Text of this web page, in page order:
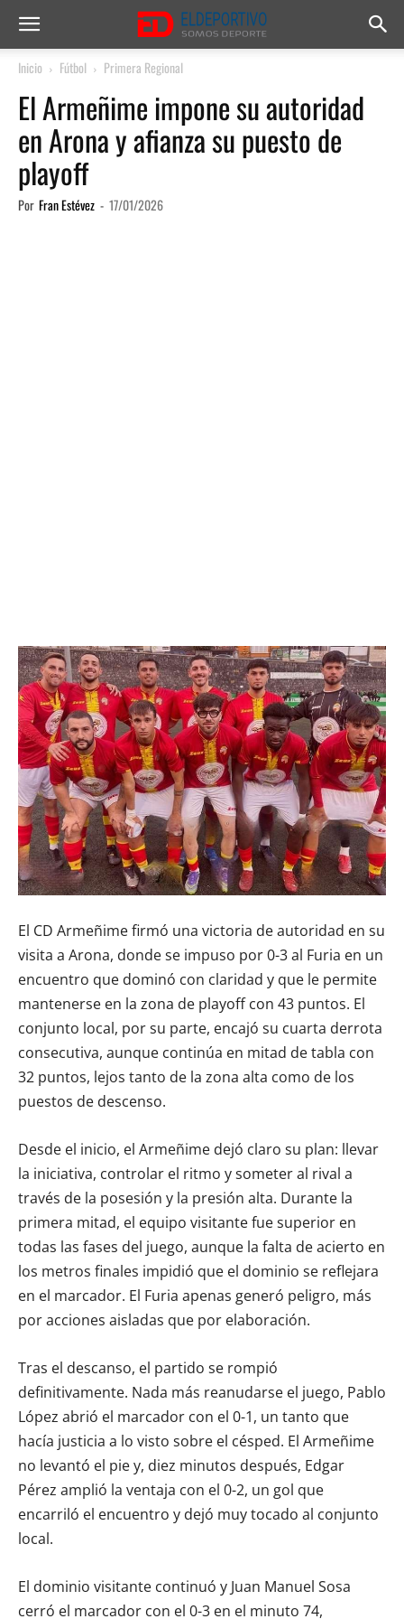
Inicio Fútbol Primera Regional
El Armeñime impone su autoridad
en Arona y afianza su puesto de
playoff
Por Fran Estévez - 17/01/2026
El CD Armeñime firmó una victoria de autoridad en su
visita a Arona, donde se impuso por 0-3 al Furia en un
encuentro que dominó con claridad y que le permite
mantenerse en la zona de playoff con 43 puntos. El
conjunto local, por su parte, encajó su cuarta derrota
consecutiva, aunque continúa en mitad de tabla con
32 puntos, lejos tanto de la zona alta como de los
puestos de descenso.
Desde el inicio, el Armeñime dejó claro su plan: llevar
la iniciativa, controlar el ritmo y someter al rival a
través de la posesión y la presión alta. Durante la
primera mitad, el equipo visitante fue superior en
todas las fases del juego, aunque la falta de acierto en
los metros finales impidió que el dominio se reflejara
en el marcador. El Furia apenas generó peligro, más
por acciones aisladas que por elaboración.
Tras el descanso, el partido se rompió
definitivamente. Nada más reanudarse el juego, Pablo
López abrió el marcador con el 0-1, un tanto que
hacía justicia a lo visto sobre el césped. El Armeñime
no levantó el pie y, diez minutos después, Edgar
Pérez amplió la ventaja con el 0-2, un gol que
encarriló el encuentro y dejó muy tocado al conjunto
local.
El dominio visitante continuó y Juan Manuel Sosa
cerró el marcador con el 0-3 en el minuto 74,